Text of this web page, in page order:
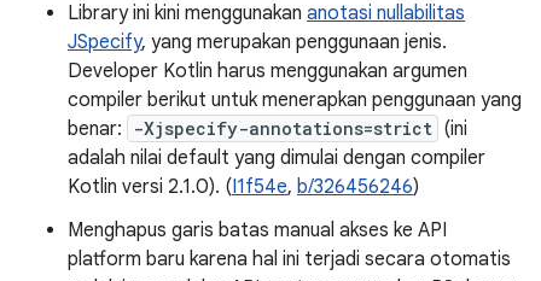
Library ini kini menggunakan anotasi nullabilitas
JSpecify, yang merupakan penggunaan jenis.
Developer Kotlin harus menggunakan argumen
compiler berikut untuk menerapkan penggunaan yang
benar:
-Xjspecify-annotations=strict (ini
adalah nilai default yang dimulai dengan compiler
Kotlin versi 2.1.0). (I1f54e, b/326456246)
Menghapus garis batas manual akses ke API
platform baru karena hal ini terjadi secara otomatis